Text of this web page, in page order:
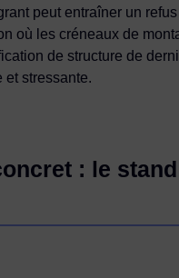
peut entraîner un refus
où les créneaux de
de structure de
et stressante.
: le